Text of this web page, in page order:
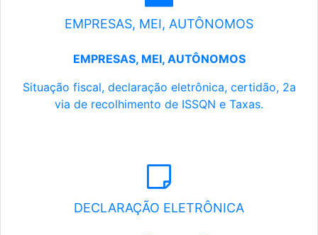
EMPRESAS, MEI, AUTÔNOMOS
EMPRESAS, MEI, AUTÔNOMOS
Situação fiscal, declaração eletrônica, certidão, 2a
via de recolhimento de ISSQN e Taxas.
DECLARAÇÃO ELETRÔNICA